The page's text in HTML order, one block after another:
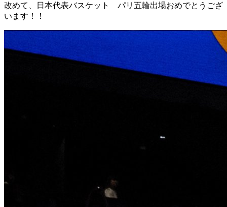
改めて、日本代表バスケット パリ五輪出場おめでとうござ
います！！